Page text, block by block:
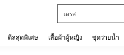
เดรส
ดีลสุดพิเศษ เสื้อผ้าผู้หญิง ชุดว่ายน้ำ